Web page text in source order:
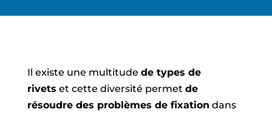
Il existe une multitude de types de
rivets et cette diversité permet de
résoudre des problèmes de fixation dans